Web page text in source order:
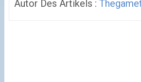
Autor Des Artikels :